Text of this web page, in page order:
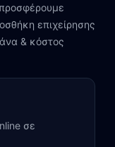
επιχείρησης
& κόστος
σε